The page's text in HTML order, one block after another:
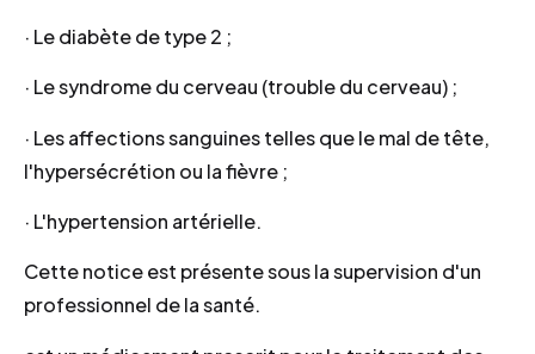
· Le diabète de type 2 ;
· Le syndrome du cerveau (trouble du cerveau) ;
· Les affections sanguines telles que le mal de tête,
l'hypersécrétion ou la fièvre ;
· L'hypertension artérielle.
Cette notice est présente sous la supervision d'un
professionnel de la santé.